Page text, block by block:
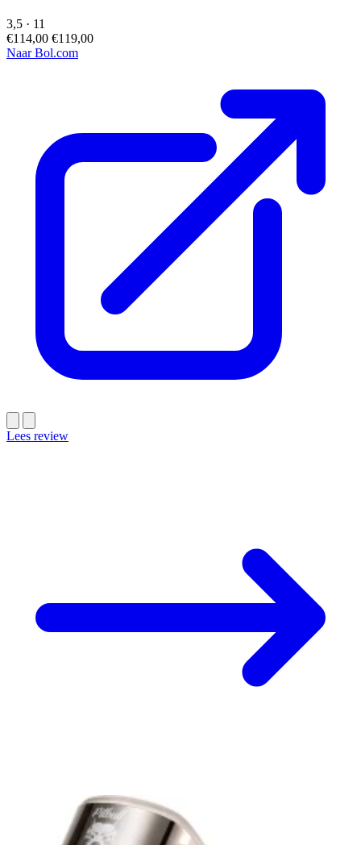
3,5 · 11
€114,00 €119,00
Naar Bol.com
Lees review